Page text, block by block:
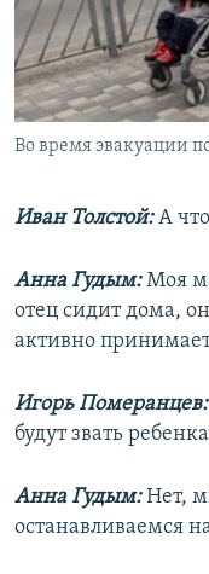
Во время эвакуации
Иван Толстой:А
Анна Гудым:Моя
отец сидит дома,
активно
Игорь Померанцев:
будут звать
Анна Гудым:Нет,
останавливаемся